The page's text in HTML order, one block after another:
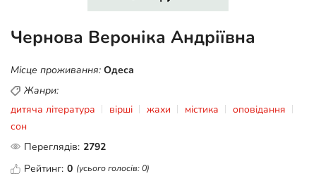
Чернова Вероніка Андріївна
Місце проживання: Одеса
Жанри:
дитяча література
вірші жахи містика
оповідання
сон
Переглядів: 2792
Рейтинг: 0 (усього голосів:0)